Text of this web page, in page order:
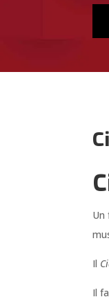
Un
Il
Il